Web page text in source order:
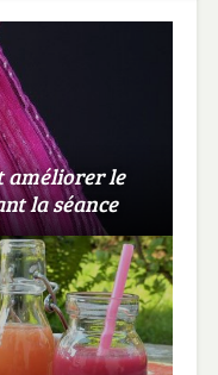
améliorer le
la séance